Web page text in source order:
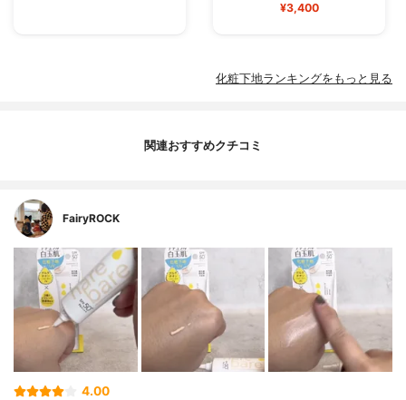
¥3,400
化粧下地ランキングをもっと見る
関連おすすめクチコミ
FairyROCK
4.00